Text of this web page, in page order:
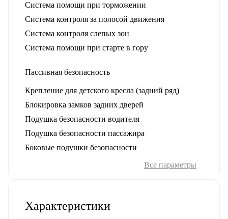
Система помощи при торможении
Система контроля за полосой движения
Система контроля слепых зон
Система помощи при старте в гору
Пассивная безопасность
Крепление для детского кресла (задний ряд)
Блокировка замков задних дверей
Подушка безопасности водителя
Подушка безопасности пассажира
Боковые подушки безопасности
Оконные подушки безопасности (шторки)
Иммобилайзер
Все параметры
Характеристики